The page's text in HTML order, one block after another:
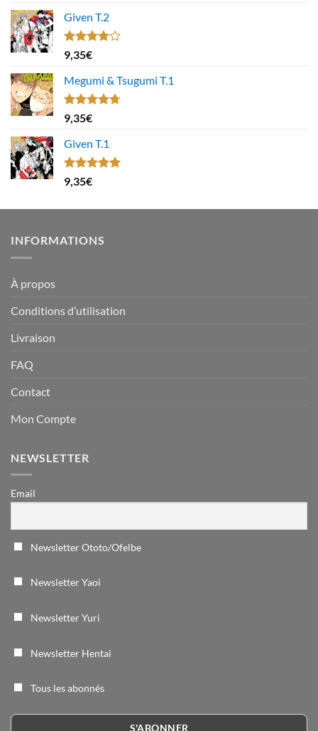
Given T.2
Note
4.00
5
9,35€
Megumi & Tsugumi T.1
Note4.67
sur 5
9,35€
Given T.1
Note5.00
sur 5
9,35€
INFORMATIONS
À propos
Conditions d’utilisation
Livraison
FAQ
Contact
Mon Compte
NEWSLETTER
Email
Newsletter Ototo/Ofelbe
Newsletter Yaoi
Newsletter Yuri
Newsletter Hentai
Tous les abonnés